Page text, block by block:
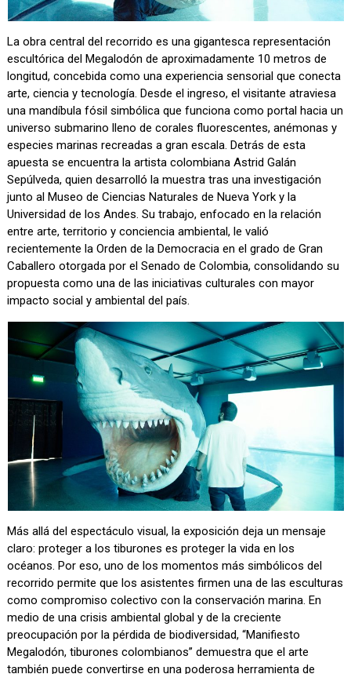
La obra central del recorrido es una gigantesca representación
escultórica del Megalodón de aproximadamente 10 metros de
longitud, concebida como una experiencia sensorial que conecta
arte, ciencia y tecnología. Desde el ingreso, el visitante atraviesa
una mandíbula fósil simbólica que funciona como portal hacia un
universo submarino lleno de corales fluorescentes, anémonas y
especies marinas recreadas a gran escala. Detrás de esta
apuesta se encuentra la artista colombiana Astrid Galán
Sepúlveda, quien desarrolló la muestra tras una investigación
junto al Museo de Ciencias Naturales de Nueva York y la
Universidad de los Andes. Su trabajo, enfocado en la relación
entre arte, territorio y conciencia ambiental, le valió
recientemente la Orden de la Democracia en el grado de Gran
Caballero otorgada por el Senado de Colombia, consolidando su
propuesta como una de las iniciativas culturales con mayor
impacto social y ambiental del país.
Más allá del espectáculo visual, la exposición deja un mensaje
claro: proteger a los tiburones es proteger la vida en los
océanos. Por eso, uno de los momentos más simbólicos del
recorrido permite que los asistentes firmen una de las esculturas
como compromiso colectivo con la conservación marina. En
medio de una crisis ambiental global y de la creciente
preocupación por la pérdida de biodiversidad, “Manifiesto
Megalodón, tiburones colombianos” demuestra que el arte
también puede convertirse en una poderosa herramienta de